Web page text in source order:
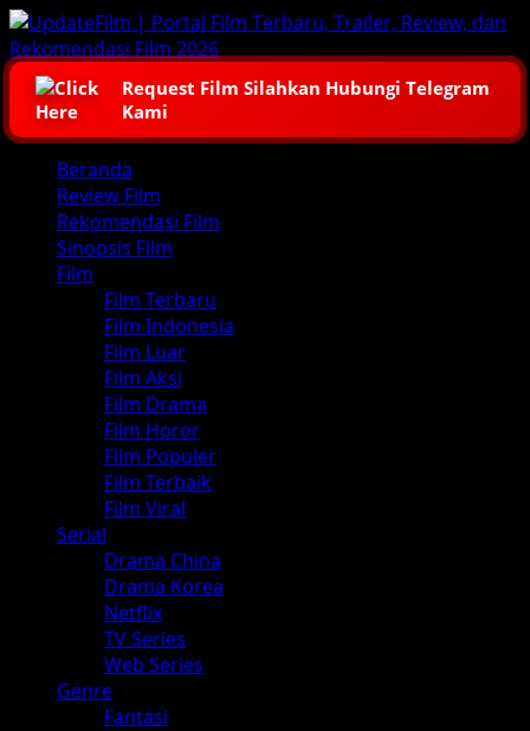
Skip
to
content
Request Film Silahkan Hubungi Telegram
Kami
Primary
Menu
Beranda
Review Film
Rekomendasi Film
Sinopsis Film
Film
Film Terbaru
Film Indonesia
Film Luar
Film Aksi
Film Drama
Film Horor
Film Populer
Film Terbaik
Film Viral
Serial
Drama China
Drama Korea
Netflix
TV Series
Web Series
Genre
Fantasi